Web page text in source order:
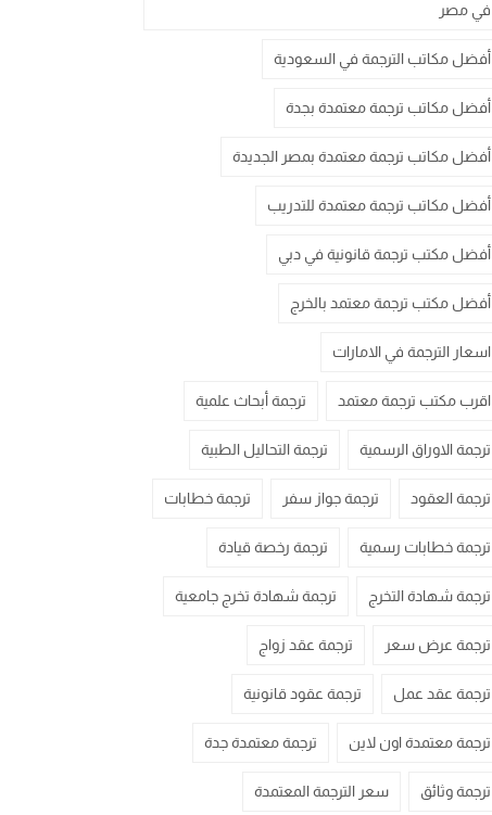
في مصر
أفضل مكاتب الترجمة في السعودية
أفضل مكاتب ترجمة معتمدة بجدة
أفضل مكاتب ترجمة معتمدة بمصر الجديدة
أفضل مكاتب ترجمة معتمدة للتدريب
أفضل مكتب ترجمة قانونية في دبي
أفضل مكتب ترجمة معتمد بالخرج
اسعار الترجمة في الامارات
اقرب مكتب ترجمة معتمد ترجمة أبحاث علمية
ترجمة الاوراق الرسمية ترجمة التحاليل الطبية
ترجمة العقود ترجمة جواز سفر ترجمة خطابات
ترجمة خطابات رسمية ترجمة رخصة قيادة
ترجمة شهادة التخرج ترجمة شهادة تخرج جامعية
ترجمة عرض سعر ترجمة عقد زواج
ترجمة عقد عمل ترجمة عقود قانونية
ترجمة معتمدة اون لاين ترجمة معتمدة جدة
ترجمة وثائق سعر الترجمة المعتمدة